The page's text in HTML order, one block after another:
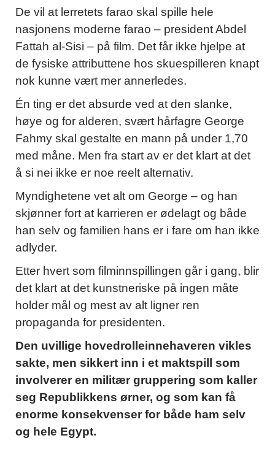
De vil at lerretets farao skal spille hele
nasjonens moderne farao – president Abdel
Fattah al-Sisi – på film. Det får ikke hjelpe at
de fysiske attributtene hos skuespilleren knapt
nok kunne vært mer annerledes.
Én ting er det absurde ved at den slanke,
høye og for alderen, svært hårfagre George
Fahmy skal gestalte en mann på under 1,70
med måne. Men fra start av er det klart at det
å si nei ikke er noe reelt alternativ.
Myndighetene vet alt om George – og han
skjønner fort at karrieren er ødelagt og både
han selv og familien hans er i fare om han ikke
adlyder.
Etter hvert som filminnspillingen går i gang, blir
det klart at det kunstneriske på ingen måte
holder mål og mest av alt ligner ren
propaganda for presidenten.
Den uvillige hovedrolleinnehaveren vikles
sakte, men sikkert inn i et maktspill som
involverer en militær gruppering som kaller
seg Republikkens ørner, og som kan få
enorme konsekvenser for både ham selv
og hele Egypt.